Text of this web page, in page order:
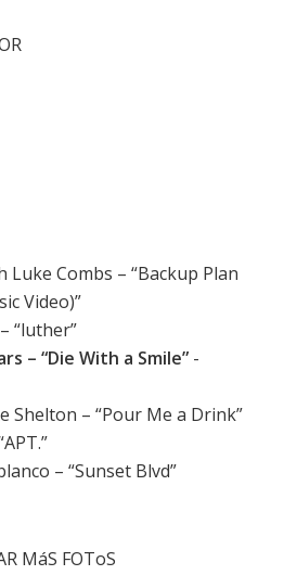
Luke Combs – “Backup Plan
Video)”
“luther”
– “Die With a Smile” -
Shelton – “Pour Me a Drink”
– “Sunset Blvd”
MáS FOToS